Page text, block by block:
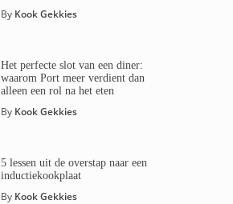
By Kook Gekkies
Het perfecte slot van een diner:
waarom Port meer verdient dan
alleen een rol na het eten
By Kook Gekkies
5 lessen uit de overstap naar een
inductiekookplaat
By Kook Gekkies